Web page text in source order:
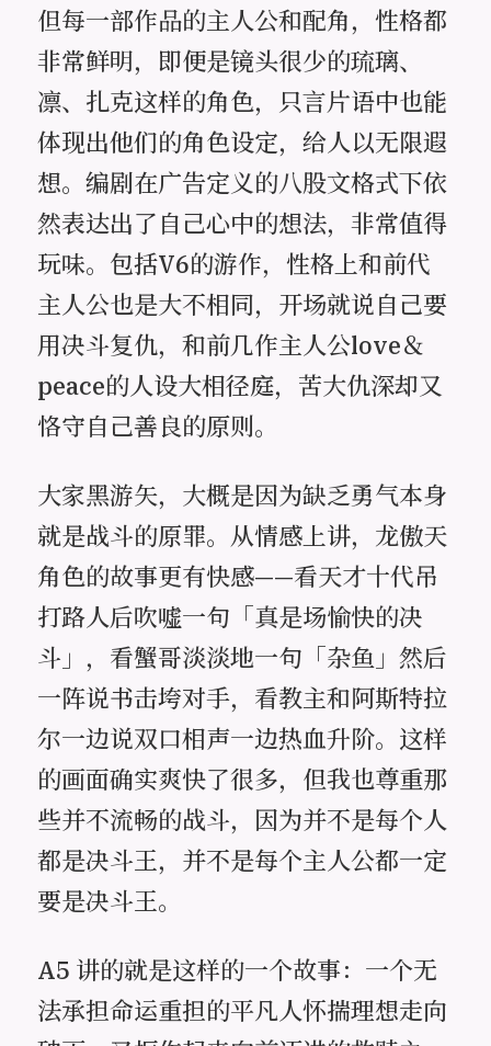
但每一部作品的主人公和配角，性格都
非常鲜明，即便是镜头很少的琉璃、
凛、扎克这样的角色，只言片语中也能
体现出他们的角色设定，给人以无限遐
想。编剧在广告定义的八股文格式下依
然表达出了自己心中的想法，非常值得
玩味。包括V6的游作，性格上和前代
主人公也是大不相同，开场就说自己要
用决斗复仇，和前几作主人公love＆
peace的人设大相径庭，苦大仇深却又
恪守自己善良的原则。
大家黑游矢，大概是因为缺乏勇气本身
就是战斗的原罪。从情感上讲，龙傲天
角色的故事更有快感——看天才十代吊
打路人后吹嘘一句「真是场愉快的决
斗」，看蟹哥淡淡地一句「杂鱼」然后
一阵说书击垮对手，看教主和阿斯特拉
尔一边说双口相声一边热血升阶。这样
的画面确实爽快了很多，但我也尊重那
些并不流畅的战斗，因为并不是每个人
都是决斗王，并不是每个主人公都一定
要是决斗王。
A5 讲的就是这样的一个故事：一个无
法承担命运重担的平凡人怀揣理想走向